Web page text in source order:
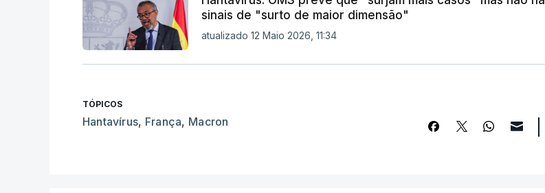
sinais de "surto de maior dimensão"
atualizado 12 Maio 2026, 11:34
TÓPICOS
Hantavírus, França, Macron